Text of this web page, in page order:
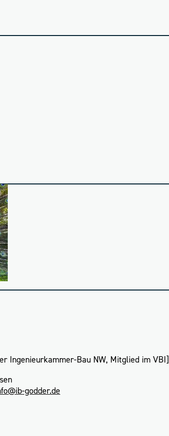
Ingenieurkammer-Bau NW, Mitglied im VBI]